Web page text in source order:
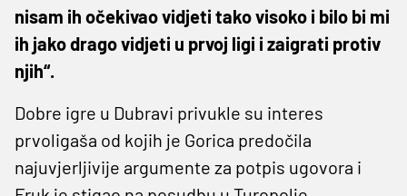
nisam ih očekivao vidjeti tako visoko i bilo bi mi
ih jako drago vidjeti u prvoj ligi i zaigrati protiv
njih“.
Dobre igre u Dubravi privukle su interes
prvoligaša od kojih je Gorica predočila
najuvjerljivije argumente za potpis ugovora i